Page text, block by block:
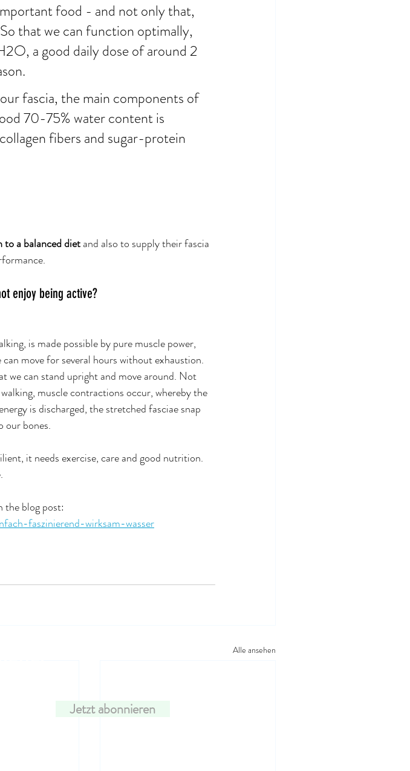
food - and not only that,
that we can function optimally,
a good daily dose of around 2
fascia, the main components of
70-75% water content is
fibers and sugar-protein
a balanced diet and also to supply their fascia
enjoy being active?
is made possible by pure muscle power,
move for several hours without exhaustion.
we can stand upright and move around. Not
muscle contractions occur, whereby the
is discharged, the stretched fasciae snap
our bones.
it needs exercise, care and good nutrition.
the blog post:
faszinierend-wirksam-wasser
Alle ansehen
Jetzt abonnieren